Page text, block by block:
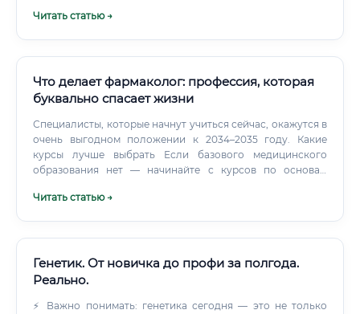
является химик-технолог по переработке растительного
Читать статью →
Что делает фармаколог: профессия, которая
буквально спасает жизни
Специалисты, которые начнут учиться сейчас, окажутся в
очень выгодном положении к 2034–2035 году. Какие
курсы лучше выбрать Если базового медицинского
образования нет — начинайте с курсов по основам
выборе курсов: Наличие государственной лицензии на
Преподаватели с реальным опытом в отрасли, не только
академики Наличие практических кейсов — разбор
Помощь с трудоустройством — некоторые
Читать статью →
Генетик. От новичка до профи за полгода.
Реально.
⚡ Важно понимать: генетика сегодня — это не только